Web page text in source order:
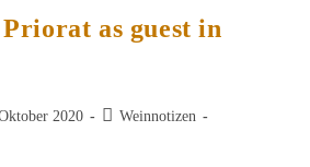
as guest in
2020
Beitrags-
Weinnotizen